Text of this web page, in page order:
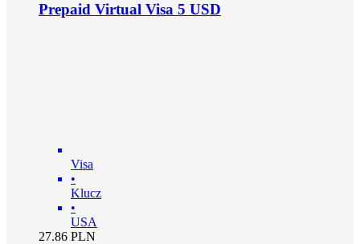
Prepaid Virtual Visa 5 USD
Visa
•
Klucz
•
USA
27.86 PLN